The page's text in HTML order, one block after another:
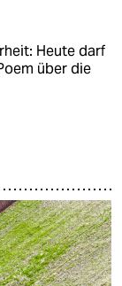
Heute darf
über die